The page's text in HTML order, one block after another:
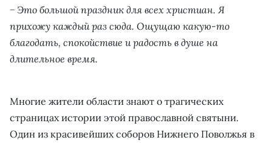
− Это большой праздник для всех христиан. Я
прихожу каждый раз сюда. Ощущаю какую-то
благодать, спокойствие и радость в душе на
длительное время.
Многие жители области знают о трагических
страницах истории этой православной святыни.
Один из красивейших соборов Нижнего Поволжья в